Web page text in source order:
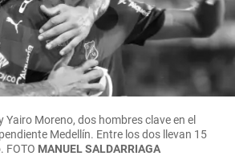
Yairo Moreno, dos hombres clave en el
Medellín. Entre los dos llevan 15
FOTO MANUEL SALDARRIAGA